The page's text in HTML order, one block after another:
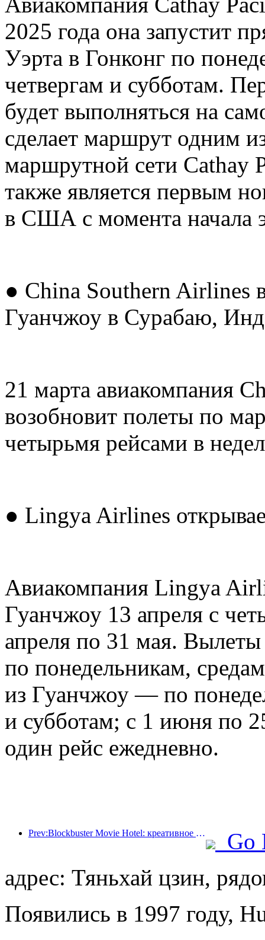
2025 года она запустит
Уэрта в Гонконг по
четвергам и субботам.
будет выполняться на
сделает маршрут одним
маршрутной сети Cathay
также является первым
в США с момента начала
● China Southern Airlines
Гуанчжоу в Сурабаю,
21 марта авиакомпания
возобновит полеты по
четырьмя рейсами в
● Lingya Airlines
Авиакомпания Lingya
Гуанчжоу 13 апреля с
апреля по 31 мая. Вылеты
по понедельникам,
из Гуанчжоу — по
и субботам; с 1 июня по
один рейс ежедневно.
Prev:Blockbuster Movie Hotel: креативное сочетание кинокультуры и опыта проживания
Go
адрес: Тяньхай цзин,
Появились в 1997 году,